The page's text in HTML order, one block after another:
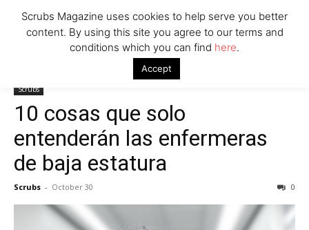
10 cosas que solo entenderán las enfermeras de
Scrubs
10 cosas que solo
entenderán las enfermeras
de baja estatura
Scrubs - October 30 0
Scrubs Magazine uses cookies to help serve you better
content. By using this site you agree to our terms and
conditions which you can find here.
Accept